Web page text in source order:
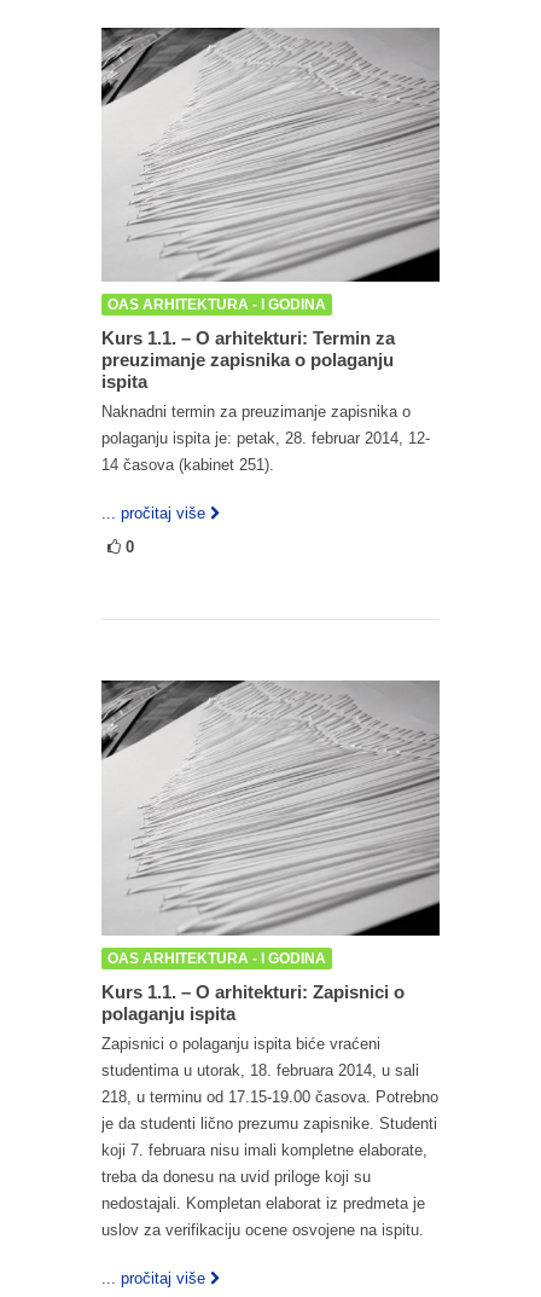
OAS ARHITEKTURA - I GODINA
Kurs 1.1. – O arhitekturi: Termin za
preuzimanje zapisnika o polaganju
ispita
Naknadni termin za preuzimanje zapisnika o
polaganju ispita je: petak, 28. februar 2014, 12-
14 časova (kabinet 251).
... pročitaj više
0
OAS ARHITEKTURA - I GODINA
Kurs 1.1. – O arhitekturi: Zapisnici o
polaganju ispita
Zapisnici o polaganju ispita biće vraćeni
studentima u utorak, 18. februara 2014, u sali
218, u terminu od 17.15-19.00 časova. Potrebno
je da studenti lično prezumu zapisnike. Studenti
koji 7. februara nisu imali kompletne elaborate,
treba da donesu na uvid priloge koji su
nedostajali. Kompletan elaborat iz predmeta je
uslov za verifikaciju ocene osvojene na ispitu.
... pročitaj više